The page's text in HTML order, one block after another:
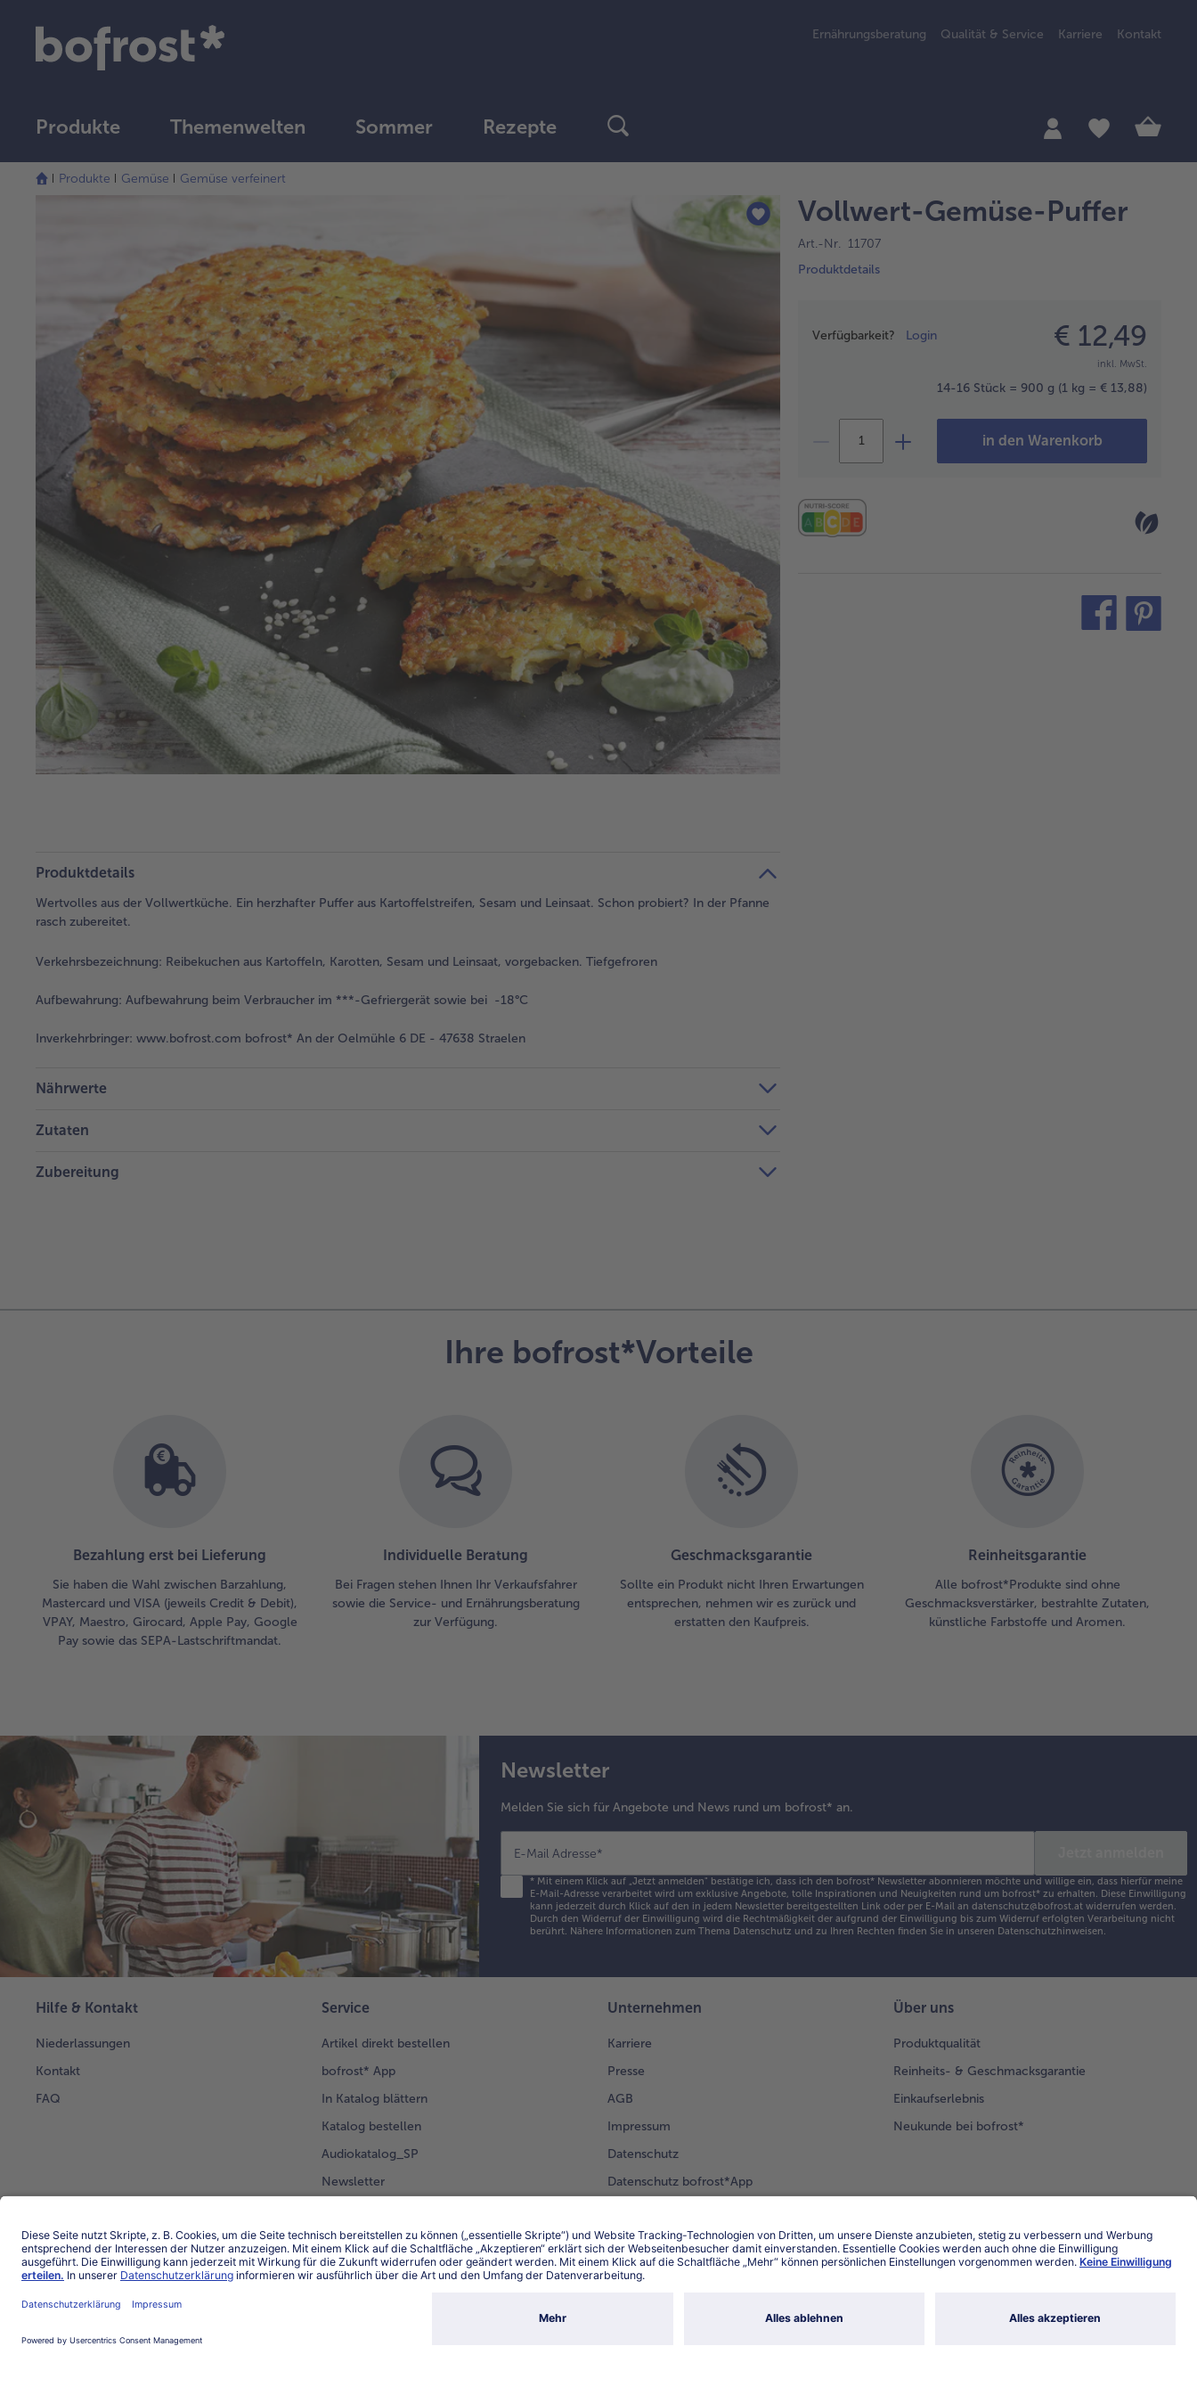
Ernährungsberatung Qualität & Service Karriere Kontakt
Produkte Themenwelten Sommer Rezepte
Produkte Gemüse Gemüse verfeinert
Vollwert-Gemüse-Puffer
Art.-Nr. 11707
Produktdetails
Verfügbarkeit? Login € 12,49
inkl. MwSt.
14-16 Stück = 900 g (1 kg = € 13,88)
in den Warenkorb
teilen
Produktdetails
Wertvolles aus der Vollwertküche. Ein herzhafter Puffer aus Kartoffelstreifen, Sesam und Leinsaat. Schon probiert? In der Pfanne
rasch zubereitet.
Verkehrsbezeichnung: Reibekuchen aus Kartoffeln, Karotten, Sesam und Leinsaat, vorgebacken. Tiefgefroren
Aufbewahrung: Aufbewahrung beim Verbraucher im ***-Gefriergerät sowie bei -18°C
Inverkehrbringer: www.bofrost.com bofrost* An der Oelmühle 6 DE - 47638 Straelen
Nährwerte
Zutaten
Zubereitung
Ihre bofrost*Vorteile
Bezahlung erst bei Lieferung
Sie haben die Wahl zwischen Barzahlung,
Mastercard und VISA (jeweils Credit & Debit),
VPAY, Maestro, Girocard, Apple Pay, Google
Pay sowie das SEPA-Lastschriftmandat.
Individuelle Beratung
Bei Fragen stehen Ihnen Ihr Verkaufsfahrer
sowie die Service- und Ernährungsberatung
zur Verfügung.
Geschmacksgarantie
Sollte ein Produkt nicht Ihren Erwartungen
entsprechen, nehmen wir es zurück und
erstatten den Kaufpreis.
Reinheitsgarantie
Alle bofrost*Produkte sind ohne
Geschmacksverstärker, bestrahlte Zutaten,
künstliche Farbstoffe und Aromen.
Newsletter
Melden Sie sich für Angebote und News rund um bofrost* an.
E-Mail Adresse*
*Mit einem Klick auf „Jetzt anmelden" bestätige ich, dass ich den bofrost* Newsletter abonnieren möchte und willige ein, dass hierfür meine
E-Mail-Adresse verarbeitet wird um exklusive Angebote, tolle Inspirationen und Neuigkeiten rund um bofrost* zu erhalten. Diese Einwilligung
kann jederzeit durch Klick auf den in jedem Newsletter bereitgestellten Link oder per E-Mail an datenschutz@bofrost.at widerrufen werden.
Durch den Widerruf der Einwilligung wird die Rechtmäßigkeit der aufgrund der Einwilligung bis zum Widerruf erfolgten Verarbeitung nicht
berührt. Nähere Informationen zum Thema Datenschutz und zu Ihren Rechten finden Sie in unseren Datenschutzhinweisen
Hilfe & Kontakt
Niederlassungen
Kontakt
FAQ
Service
Artikel direkt bestellen
bofrost* App
In Katalog blättern
Katalog bestellen
Audiokatalog_SP
Newsletter
Unternehmen
Karriere
Presse
AGB
Impressum
Datenschutz
Datenschutz bofrost*App
Über uns
Produktqualität
Reinheits- & Geschmacksgarantie
Einkaufserlebnis
Neukunde bei bofrost*